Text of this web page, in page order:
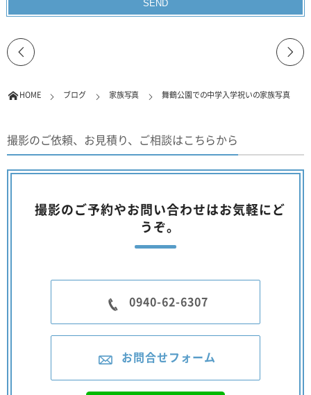
HOME ブログ 家族写真 舞鶴公園での中学入学祝いの家族写真
撮影のご依頼、お見積り、ご相談はこちらから
撮影のご予約やお問い合わせはお気軽にど
うぞ。
0940-62-6307
お問合せフォーム